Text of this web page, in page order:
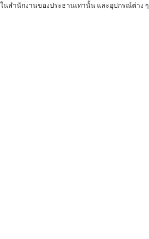
สำนักงานของประธานเท่านั้น และอุปกรณ์ต่าง ๆ